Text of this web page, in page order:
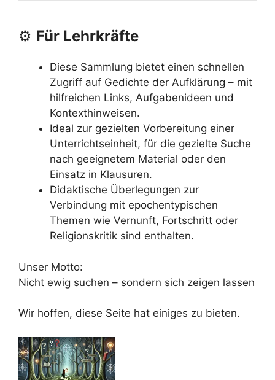
⚙️ Für Lehrkräfte
Diese Sammlung bietet einen schnellen
Zugriff auf Gedichte der Aufklärung – mit
hilfreichen Links, Aufgabenideen und
Kontexthinweisen.
Ideal zur gezielten Vorbereitung einer
Unterrichtseinheit, für die gezielte Suche
nach geeignetem Material oder den
Einsatz in Klausuren.
Didaktische Überlegungen zur
Verbindung mit epochentypischen
Themen wie Vernunft, Fortschritt oder
Religionskritik sind enthalten.
Unser Motto:
Nicht ewig suchen – sondern sich zeigen lassen
Wir hoffen, diese Seite hat einiges zu bieten.